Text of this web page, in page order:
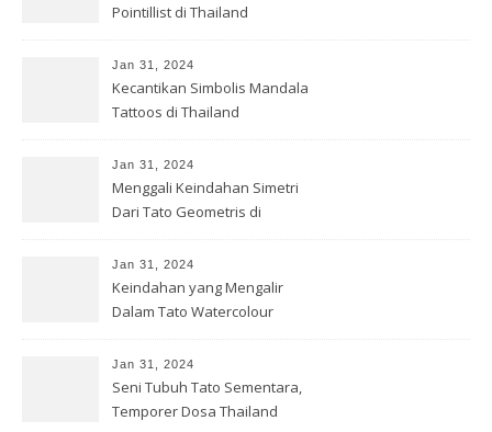
Pointillist di Thailand
Jan 31, 2024
Kecantikan Simbolis Mandala
Tattoos di Thailand
Jan 31, 2024
Menggali Keindahan Simetri
Dari Tato Geometris di
Jan 31, 2024
Keindahan yang Mengalir
Dalam Tato Watercolour
Jan 31, 2024
Seni Tubuh Tato Sementara,
Temporer Dosa Thailand